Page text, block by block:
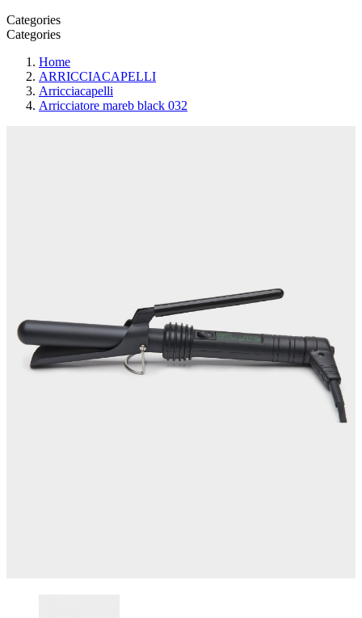
Categories
Categories
Home
ARRICCIACAPELLI
Arricciacapelli
Arricciatore mareb black 032